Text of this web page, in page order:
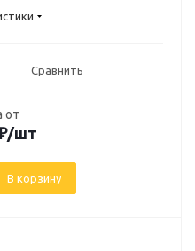
Сравнить
от
/шт
В корзину